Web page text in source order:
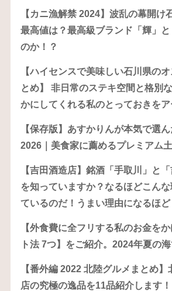
【カニ漁解禁 2024】波乱の幕開け
最高値は？最高級ブランド「輝」
のか！？
【ハイセンスで美味しい石川県の
とめ】 非日常のステキ空間と格別
かにしてくれる私のとっておきを
【保存版】あすかりんが本気で選
2026｜美食家に薦めるプレミアム
【吉田酒造店】銘酒「手取川」と
を知っていますか？なるほどこん
ているのだ！うまい理由になるほど
【外食費に全フリする私のお金を
ト法 7つ】をご紹介。2024年夏の
【番外編 2022 北陸グルメまとめ
店の究極の逸品を11品紹介します！